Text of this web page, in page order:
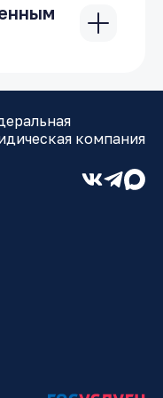
отсутствие
сроков
отказ
эти
оформления в
Как
компания